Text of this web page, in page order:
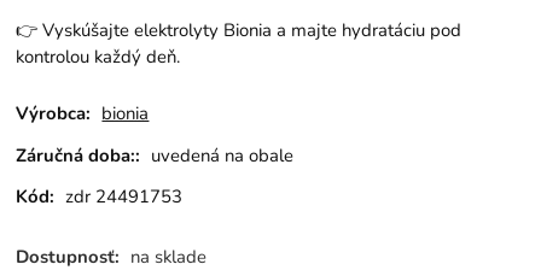
👉 Vyskúšajte elektrolyty Bionia a majte hydratáciu pod
kontrolou každý deň.
Výrobca: bionia
Záručná doba:: uvedená na obale
Kód: zdr 24491753
Dostupnosť: na sklade